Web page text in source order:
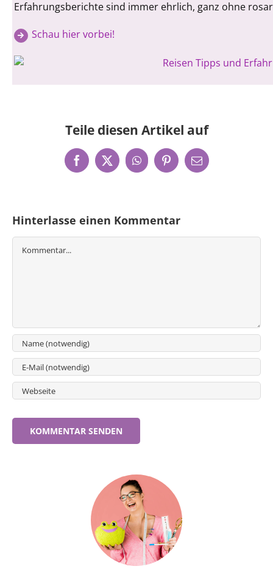
Erfahrungsberichte sind immer ehrlich, ganz ohne
Schau hier vorbei!
Teile diesen Artikel auf
Facebook
X WhatsAppPinterest
E-
Mail
Hinterlasse einen Kommentar